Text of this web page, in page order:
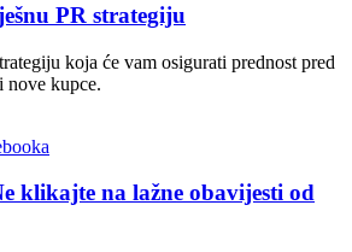
PR strategiju
koja će vam osigurati prednost pred
kupce.
klikajte na lažne obavijesti od